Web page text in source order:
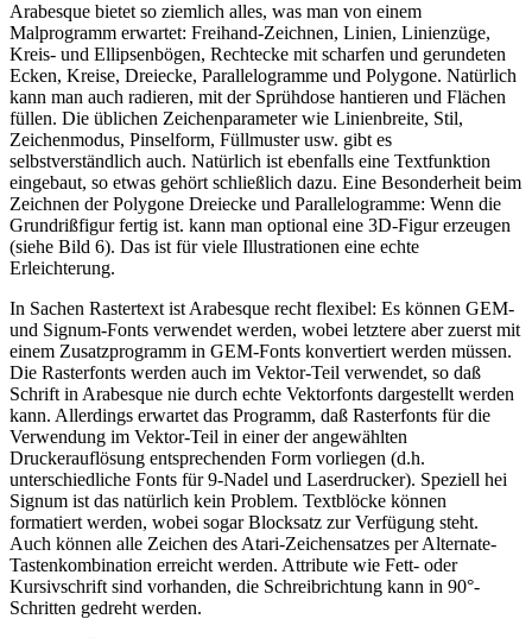
Arabesque bietet so ziemlich alles, was man von einem
Malprogramm erwartet: Freihand-Zeichnen, Linien, Linienzüge,
Kreis- und Ellipsenbögen, Rechtecke mit scharfen und gerundeten
Ecken, Kreise, Dreiecke, Parallelogramme und Polygone. Natürlich
kann man auch radieren, mit der Sprühdose hantieren und Flächen
füllen. Die üblichen Zeichenparameter wie Linienbreite, Stil,
Zeichenmodus, Pinselform, Füllmuster usw. gibt es
selbstverständlich auch. Natürlich ist ebenfalls eine Textfunktion
eingebaut, so etwas gehört schließlich dazu. Eine Besonderheit beim
Zeichnen der Polygone Dreiecke und Parallelogramme: Wenn die
Grundrißfigur fertig ist. kann man optional eine 3D-Figur erzeugen
(siehe Bild 6). Das ist für viele Illustrationen eine echte
Erleichterung.
In Sachen Rastertext ist Arabesque recht flexibel: Es können GEM-
und Signum-Fonts verwendet werden, wobei letztere aber zuerst mit
einem Zusatzprogramm in GEM-Fonts konvertiert werden müssen.
Die Rasterfonts werden auch im Vektor-Teil verwendet, so daß
Schrift in Arabesque nie durch echte Vektorfonts dargestellt werden
kann. Allerdings erwartet das Programm, daß Rasterfonts für die
Verwendung im Vektor-Teil in einer der angewählten
Druckerauflösung entsprechenden Form vorliegen (d.h.
unterschiedliche Fonts für 9-Nadel und Laserdrucker). Speziell hei
Signum ist das natürlich kein Problem. Textblöcke können
formatiert werden, wobei sogar Blocksatz zur Verfügung steht.
Auch können alle Zeichen des Atari-Zeichensatzes per Alternate-
Tastenkombination erreicht werden. Attribute wie Fett- oder
Kursivschrift sind vorhanden, die Schreibrichtung kann in 90°-
Schritten gedreht werden.